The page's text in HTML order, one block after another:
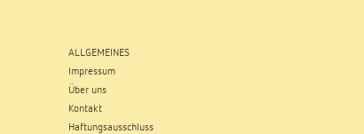
ALLGEMEINES
Impressum
Über uns
Kontakt
Haftungsausschluss